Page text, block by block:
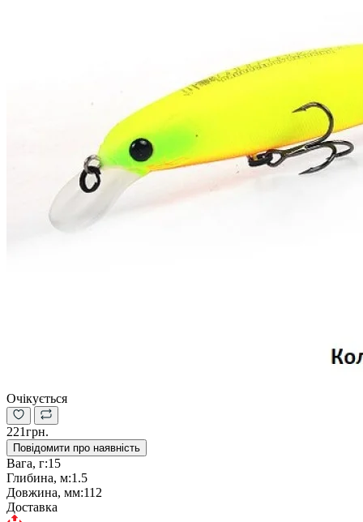
Очікується
221грн.
Повідомити про наявність
Вага, г:15
Глибина, м:1.5
Довжина, мм:112
Доставка